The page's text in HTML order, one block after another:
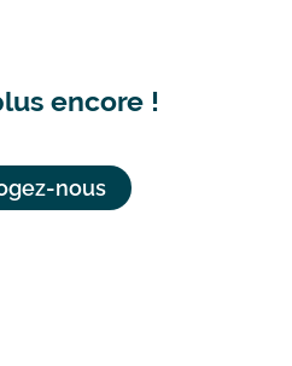
encore !
nous